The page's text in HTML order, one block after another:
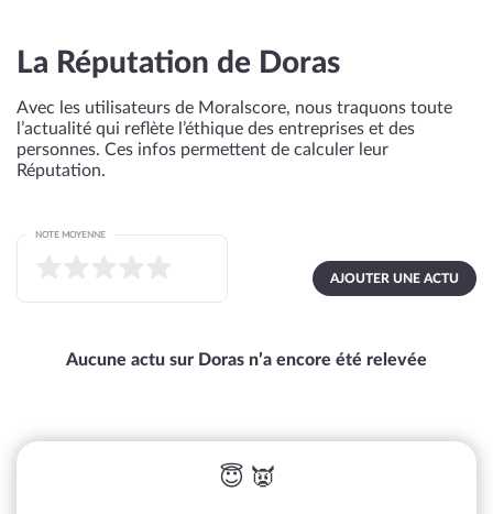
La Réputation de Doras
Avec les utilisateurs de Moralscore, nous traquons toute
l’actualité qui reflète l’éthique des entreprises et des
personnes. Ces infos permettent de calculer leur
Réputation.
AJOUTER UNE ACTU
NOTE MOYENNE
Aucune actu sur Doras n’a encore été relevée
😇 👿